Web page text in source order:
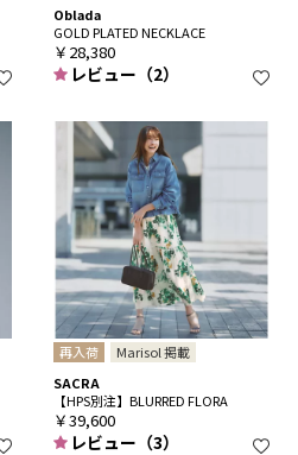
Oblada
GOLD PLATED NECKLACE
￥28,380
レビュー（2）
再入荷
Marisol 掲載
SACRA
【HPS別注】BLURRED FLORA
￥39,600
レビュー（3）